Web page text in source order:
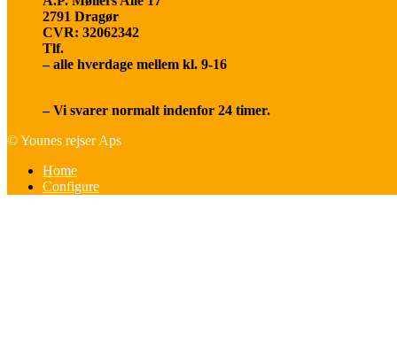
2791 Dragør
CVR: 32062342
Tlf.
– alle hverdage mellem kl. 9-16
– Vi svarer normalt indenfor 24 timer.
© Younes rejser Aps
Home
Configure